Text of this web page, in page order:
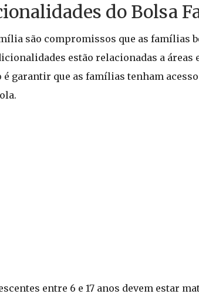
do Bolsa
são compromissos que as
estão relacionadas a
é garantir que as famílias tenham
entre 6 e 17 anos devem estar